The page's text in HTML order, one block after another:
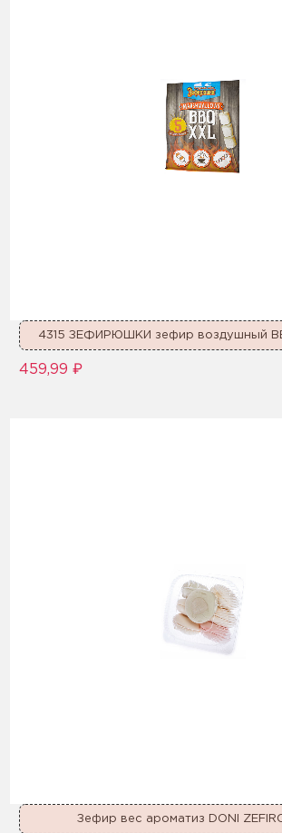
4315 ЗЕФИРЮШКИ зефир воздушный
459,99 ₽
Зефир вес ароматиз DONI